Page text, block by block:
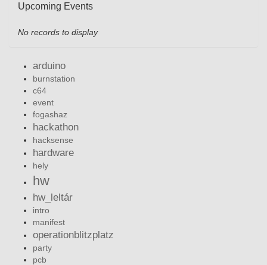
Upcoming Events
No records to display
arduino
burnstation
c64
event
fogashaz
hackathon
hacksense
hardware
hely
hw
hw_leltár
intro
manifest
operationblitzplatz
party
pcb